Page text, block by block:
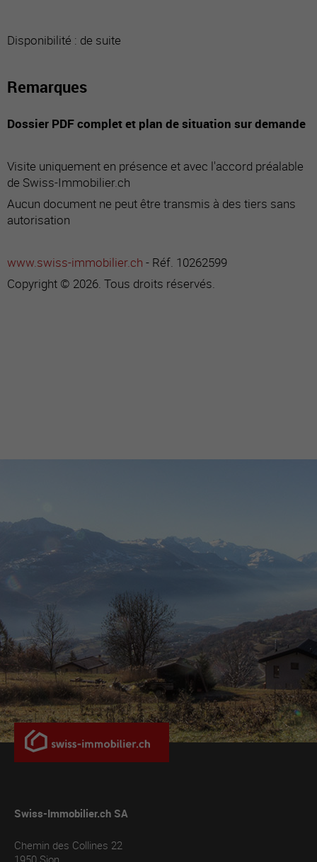
Disponibilité : de suite
Remarques
Dossier PDF complet et plan de situation sur demande
Visite uniquement en présence et avec l'accord préalable
de Swiss-Immobilier.ch
Aucun document ne peut être transmis à des tiers sans
autorisation
www.swiss-immobilier.ch - Réf. 10262599
Copyright © 2026. Tous droits réservés.
Swiss-Immobilier.ch SA
Chemin des Collines 22
1950 Sion